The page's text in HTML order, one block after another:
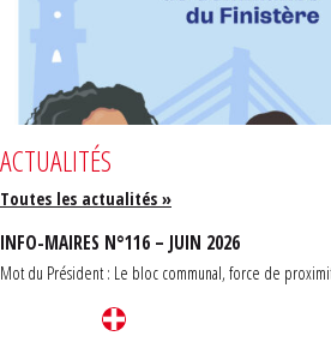
ACTUALITÉS
Toutes les actualités »
INFO-MAIRES N°116 – JUIN 2026
Mot du Président : Le bloc communal, force de